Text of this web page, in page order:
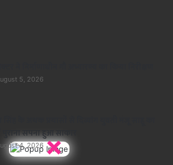
×
5, 2026
पुराना सपना हुआ साकार
4, 2026